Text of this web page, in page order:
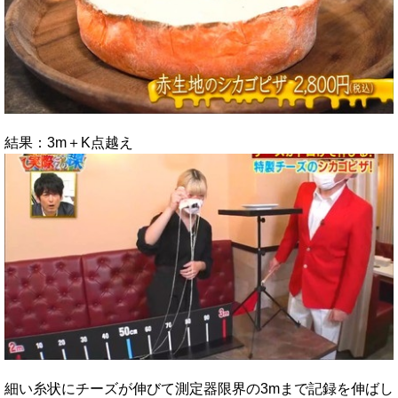
結果：3m＋K点越え
細い糸状にチーズが伸びて測定器限界の3mまで記録を伸ばし